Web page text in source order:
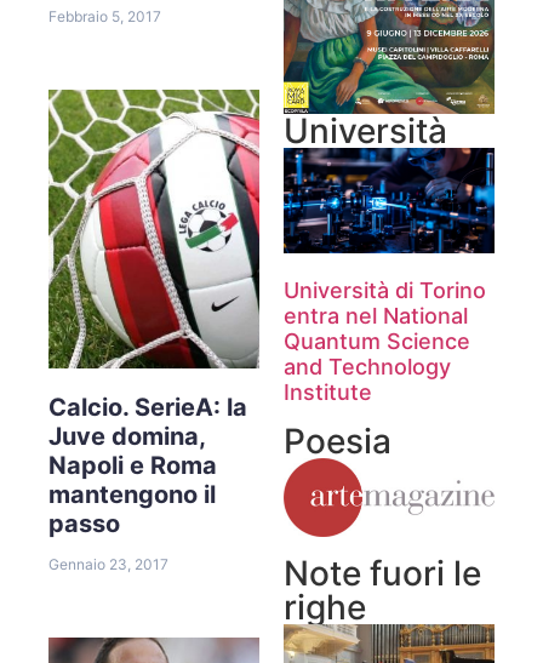
Febbraio 5, 2017
Calcio. SerieA: la
Juve domina,
Napoli e Roma
mantengono il
passo
Gennaio 23, 2017
Università
Università di Torino
entra nel National
Quantum Science
and Technology
Institute
Poesia
Note fuori le
righe